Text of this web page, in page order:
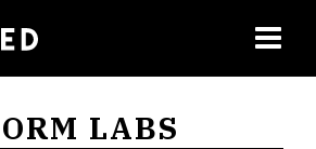
LABS